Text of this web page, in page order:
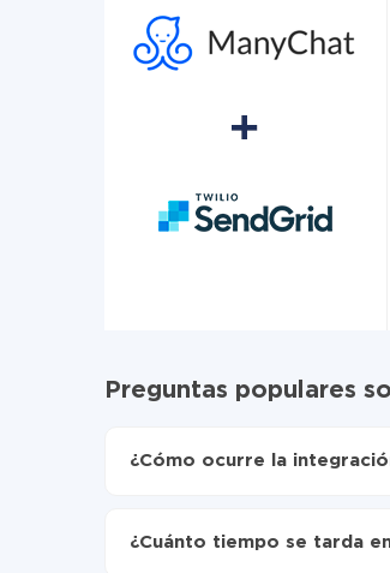
Preguntas populares
¿Cómo ocurre la
Active la actualización
¿Cuánto tiempo se tarda